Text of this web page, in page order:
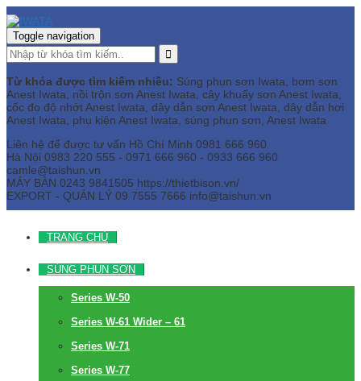
Toggle navigation
Từ khóa được tìm kiếm nhiều: Súng phun sơn Iwata, bơm sơn
Anest Iwata, nồi trộn sơn Anest Iwata, cây khuấy sơn Anest Iwata,
cốc đo độ nhớt Anest Iwata, dây dẫn sơn Anest Iwata, dây dẫn hơi
Anest Iwata, phụ kiện Anest Iwata, súng phun sơn, Anest Iwata
Liên hệ để được tư vấn Hồ Chí Minh 0981 666 960
Hà Nội 0983 220 555 - 0971 666 960 - 0933 666 960
camle@taishun.vn
MÁY BÀN 0243 9841505 https://thietbison.vn/
EXPORT - QUẢN LÝ 09 7555 7666 info@taishun.vn
TRANG CHỦ
SÚNG PHUN SƠN
Series W-50
Series W-61 Wider – 61
Series W-71
Series W-77